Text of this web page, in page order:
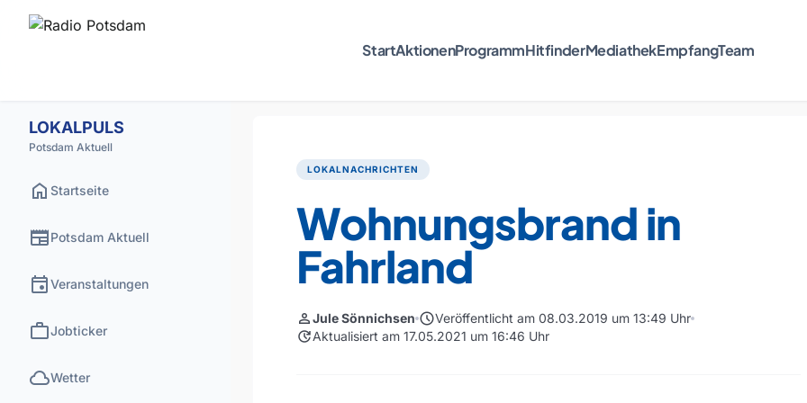
StartAktionenProgrammHitfinderMediathekEmpfangTeam
LOKALPULS
Potsdam Aktuell
home Startseite
newspaperPotsdam Aktuell
eventVeranstaltungen
workJobticker
cloudWetter
LOKALNACHRICHTEN
Wohnungsbrand in
Fahrland
personJule Sönnichsen scheduleVeröffentlicht am 08.03.2019 um 13:49 Uhr
updateAktualisiert am 17.05.2021 um 16:46 Uhr